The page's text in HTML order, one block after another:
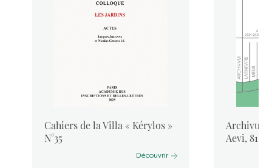
Cahiers de la Villa « Kérylos »
N°35
Découvrir
Aevi, 81,